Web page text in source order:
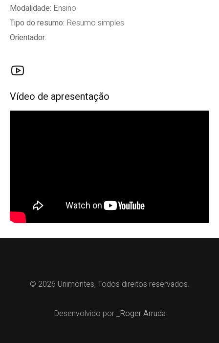
Modalidade: Ensino
Tipo do resumo: Resumo simples
Orientador:
Vídeo de apresentação
© 2026 Unimontes, Todos direitos reservados.
Desenvolvido por_Roger Arruda